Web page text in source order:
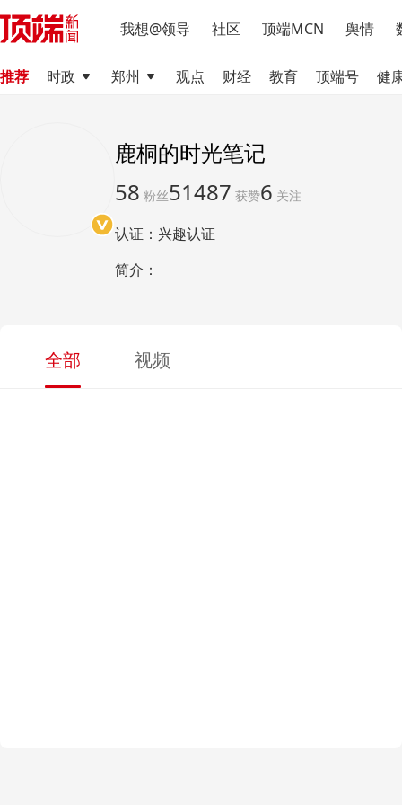
我想@领导 社区 顶端MCN 舆情
推荐 时政 郑州 观点 财经 教育 顶端号 健
鹿桐的时光笔记
58 粉丝51487 获赞6 关注
认证：兴趣认证
简介：
全部 视频